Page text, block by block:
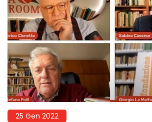
25 Gen 2022